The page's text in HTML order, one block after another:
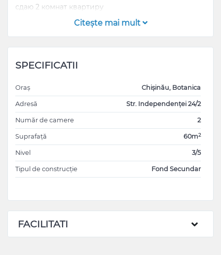
сдаю 2 комнат квартиру
Citeşte mai mult
SPECIFICATII
Oraș Chișinău, Botanica
Adresă Str. Independenței 24/2
Număr de camere 2
Suprafață 60m2
Nivel 3/5
Tipul de construcție Fond Secundar
FACILITATI